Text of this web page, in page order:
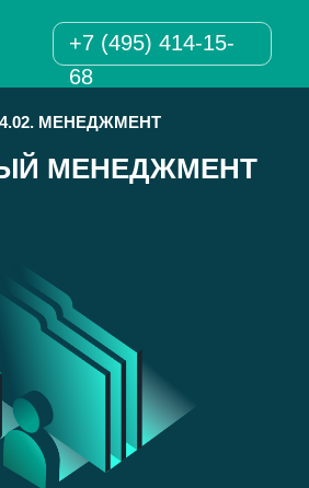
+7 (495) 414-15-
68
МЕНЕДЖМЕНТ
МЕНЕДЖМЕНТ